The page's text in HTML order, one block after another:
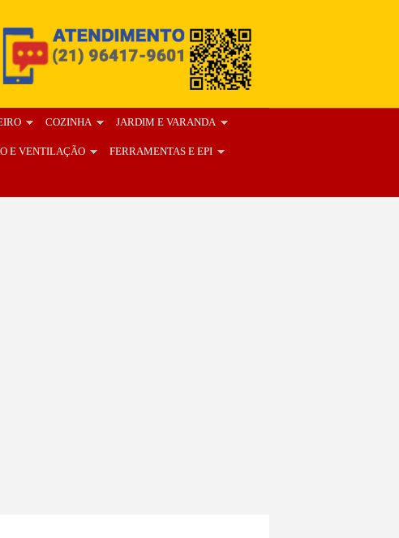
COZINHA JARDIM E VARANDA
E VENTILAÇÃO FERRAMENTAS E EPI